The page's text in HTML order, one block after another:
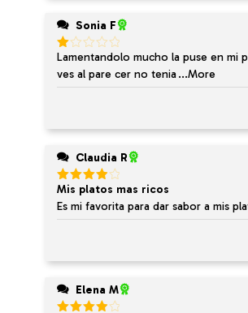
Sonia F
Valorado
en
1
Lamentandolo mucho la puse en mi
ves al pare cer no tenia...More
Claudia R
Valorado
en4 de
5
Mis platos mas ricos
Es mi favorita para dar sabor a mis
Elena M